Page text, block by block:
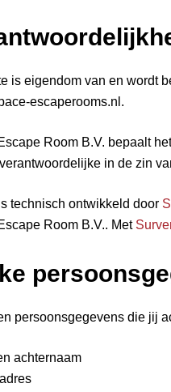
is eigendom van en wordt
escaperooms.nl.
Room B.V. bepaalt
in de zin
technisch ontwikkeld door
Room B.V.. Met
persoonsgegevens die jij
achternaam